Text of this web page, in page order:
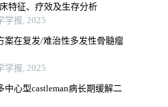
特征、疗效及生存分析
学报, 2025
案在复发/难治性多发性骨髓瘤
学报, 2025
心型castleman病长期缓解二